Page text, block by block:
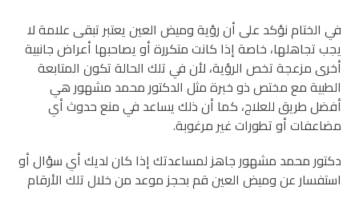
في الختام نؤكد على أن رؤية وميض العين يعتبر تبقى علامة لا
يجب تجاهلها، خاصة إذا كانت متكررة أو يصاحبها أعراض جانبية
أخرى مزعجة تخص الرؤية، لأن في تلك الحالة تكون المتابعة
الطبية مع مختص ذو خبرة مثل الدكتور محمد مشهور هي
أفضل طريق للعلاج، كما أن ذلك يساعد في منع حدوث أي
مضاعفات أو تطورات غير مرغوبة.
دكتور محمد مشهور جاهز لمساعدتك إذا كان لديك أي سؤال أو
استفسار عن وميض العين قم بحجز موعد من خلال تلك الأرقام